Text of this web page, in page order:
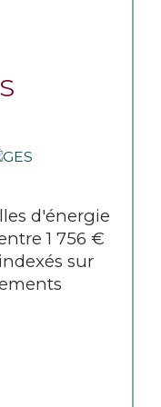
d'énergie
1 756 €
sur